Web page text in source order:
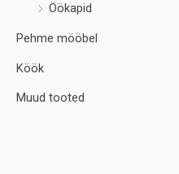
Öökapid
Pehme mööbel
Köök
Muud tooted